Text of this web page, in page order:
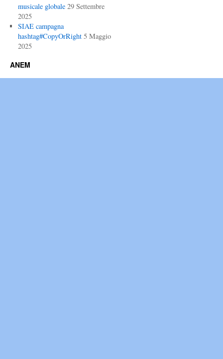
musicale globale 29 Settembre
2025
SIAE campagna
hashtag#CopyOrRight 5 Maggio
2025
ANEM